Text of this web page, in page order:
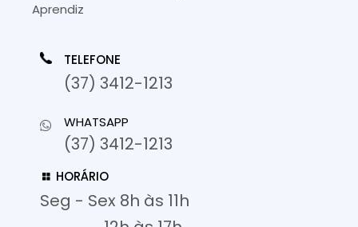
Aprendiz
TELEFONE
(37) 3412-1213
WHATSAPP
(37) 3412-1213
HORÁRIO
Seg - Sex 8h às 11h